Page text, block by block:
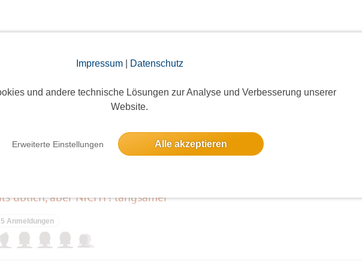
Impressum| Datenschutz
und andere technische Lösungen zur Analyse und Verbesserung unserer
Website.
Erweiterte Einstellungen Alle akzeptieren
Tag
15 Anmeldungen
üblich, aber NICHT! langsamer
5 Anmeldungen